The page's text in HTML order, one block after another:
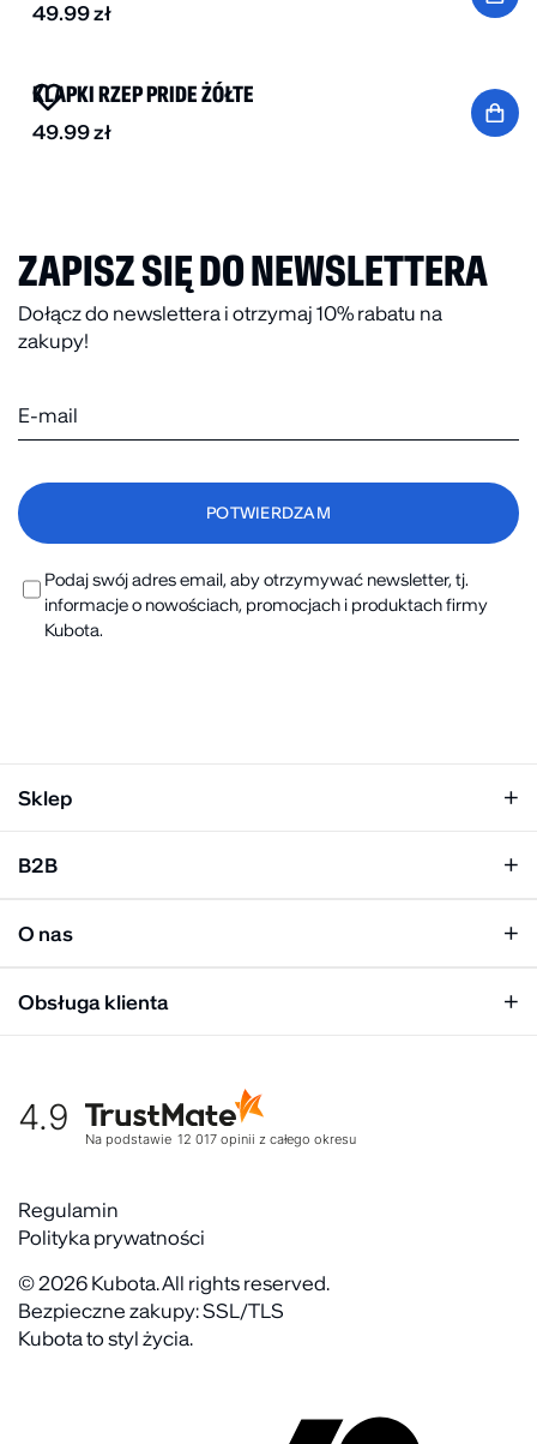
49.99zł
KLAPKI RZEP PRIDE ŻÓŁTE
49.99zł
ZAPISZ SIĘ DO NEWSLETTERA
Dołącz do newslettera i otrzymaj 10% rabatu na
zakupy!
Podaj swój adres email, aby otrzymywać newsletter, tj.
informacje o nowościach, promocjach i produktach firmy
Kubota.
Sklep
Klapki męskie
Mężczyzna
B2B
Panel hurtowy
O nas
Biuro prasowe
Kultura organizacyjna
Rekrutujemy
Obsługa klienta
Warunki dostawy
Zwroty
Kontakt
FAQ
4.9
Na podstawie 12 017opinii z całego okresu
Regulamin
Polityka prywatności
© 2026 Kubota. All rights reserved.
Bezpieczne zakupy: SSL/TLS
Kubota to styl życia.